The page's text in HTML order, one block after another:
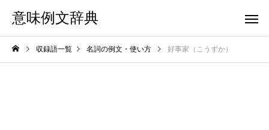
意味例文辞典
収録語一覧 名詞の例文・使い方 好事家（こうずか）